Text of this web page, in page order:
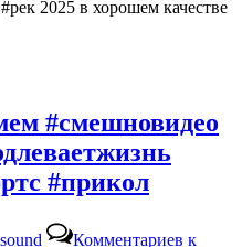
2025 в хорошем качестве
#смешновидео
#прикол
sound Комментариев к